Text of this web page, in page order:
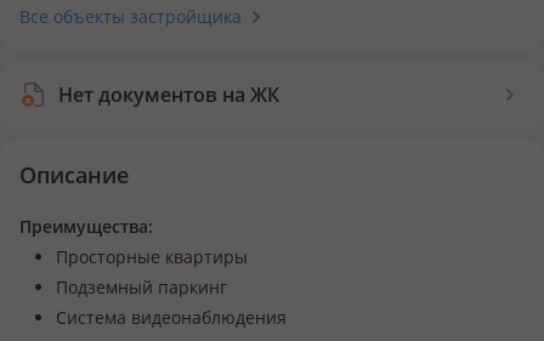
Все объекты застройщика
Нет документов на ЖК
Описание
Преимущества:
Просторные квартиры
Подземный паркинг
Система видеонаблюдения